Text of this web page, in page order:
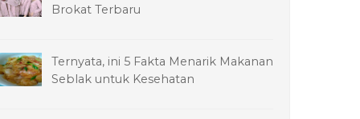
Brokat Terbaru
Ternyata, ini 5 Fakta Menarik Makanan
Seblak untuk Kesehatan